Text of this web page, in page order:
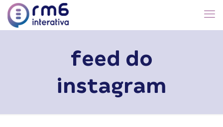
feed do
instagram